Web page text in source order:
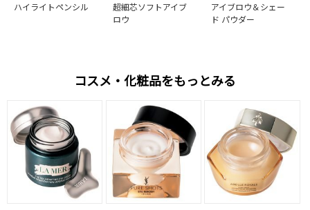
ハイライトペンシル
超細芯ソフトアイブ
ロウ
アイブロウ＆シェー
ド パウダー
コスメ・化粧品をもっとみる